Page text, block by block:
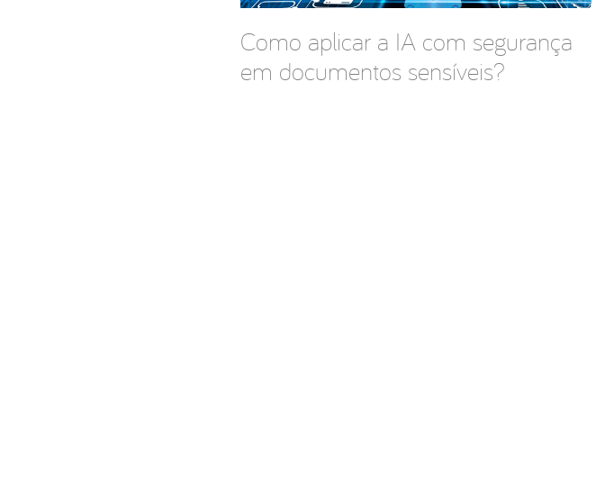
Como aplicar a IA com segurança
em documentos sensíveis?